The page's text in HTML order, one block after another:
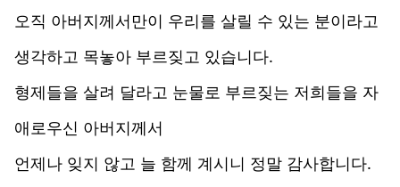
오직 아버지께서만이 우리를 살릴 수 있는 분이라고
생각하고 목놓아 부르짖고 있습니다.
형제들을 살려 달라고 눈물로 부르짖는 저희들을 자
애로우신 아버지께서
언제나 잊지 않고 늘 함께 계시니 정말 감사합니다.